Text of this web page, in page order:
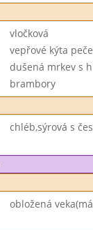
vločková
vepřové kýta
dušená mrkev s
brambory
chléb,sýrová s
obložená